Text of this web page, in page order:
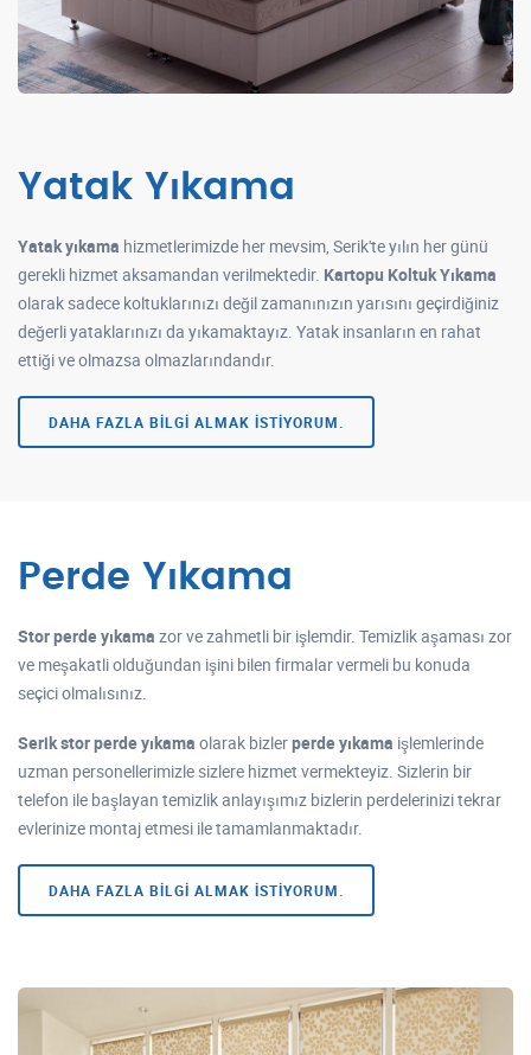
Yatak Yıkama
Yatak yıkama hizmetlerimizde her mevsim, Serik'te yılın her günü
gerekli hizmet aksamandan verilmektedir. Kartopu Koltuk Yıkama
olarak sadece koltuklarınızı değil zamanınızın yarısını geçirdiğiniz
değerli yataklarınızı da yıkamaktayız. Yatak insanların en rahat
ettiği ve olmazsa olmazlarındandır.
DAHA FAZLA BILGI ALMAK İSTIYORUM.
Perde Yıkama
Stor perde yıkama zor ve zahmetli bir işlemdir. Temizlik aşaması zor
ve meşakatli olduğundan işini bilen firmalar vermeli bu konuda
seçici olmalısınız.
Serik stor perde yıkama olarak bizlerperde yıkama işlemlerinde
uzman personellerimizle sizlere hizmet vermekteyiz. Sizlerin bir
telefon ile başlayan temizlik anlayışımız bizlerin perdelerinizi tekrar
evlerinize montaj etmesi ile tamamlanmaktadır.
DAHA FAZLA BILGI ALMAK ISTIYORUM.